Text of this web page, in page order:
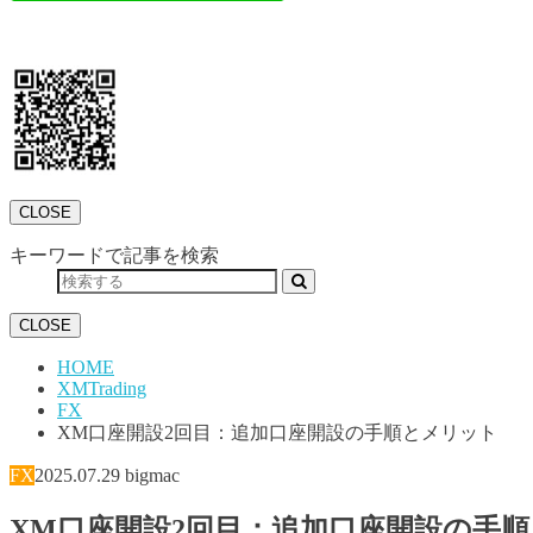
CLOSE
キーワードで記事を検索
CLOSE
HOME
XMTrading
FX
XM口座開設2回目：追加口座開設の手順とメリット
FX2025.07.29 bigmac